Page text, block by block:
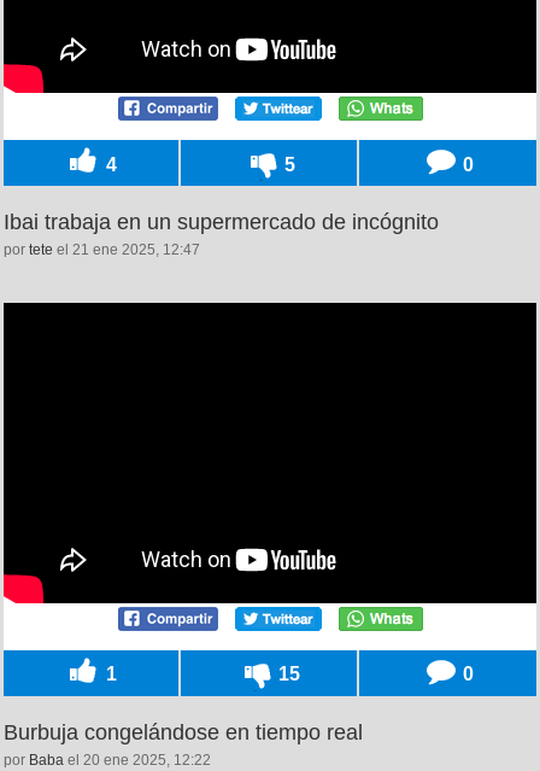
4 5 0
Ibai trabaja en un supermercado de incógnito
por tete el 21 ene 2025, 12:47
1 15 0
Burbuja congelándose en tiempo real
por Baba el 20 ene 2025, 12:22